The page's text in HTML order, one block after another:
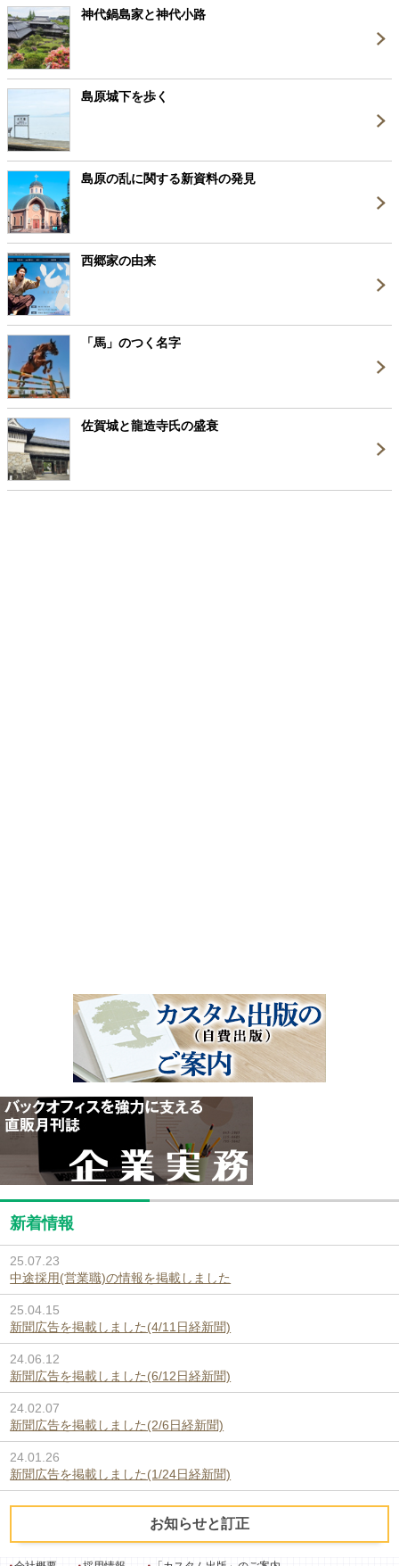
神代鍋島家と神代小路
島原城下を歩く
島原の乱に関する新資料の発見
西郷家の由来
「馬」のつく名字
佐賀城と龍造寺氏の盛衰
新着情報
25.07.23
中途採用(営業職)の情報を掲載しました
25.04.15
新聞広告を掲載しました(4/11日経新聞)
24.06.12
新聞広告を掲載しました(6/12日経新聞)
24.02.07
新聞広告を掲載しました(2/6日経新聞)
24.01.26
新聞広告を掲載しました(1/24日経新聞)
お知らせと訂正